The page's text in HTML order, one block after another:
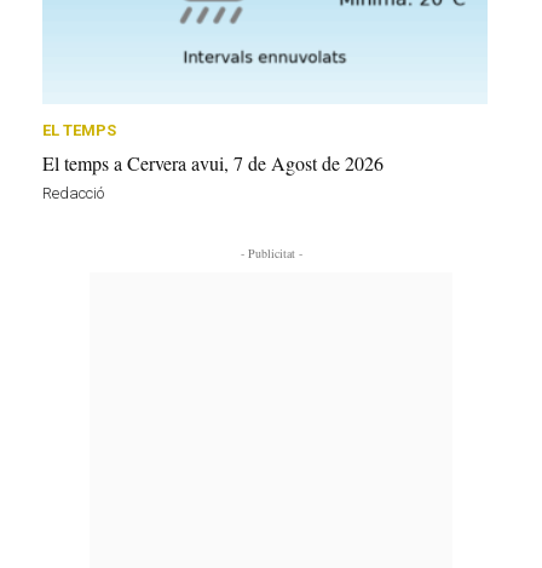
EL TEMPS
El temps a Cervera avui, 7 de Agost de 2026
Redacció
- Publicitat -